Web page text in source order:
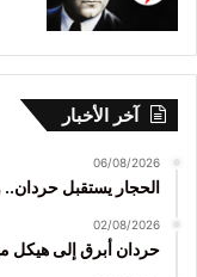
آخر الأخبار
06/08/2026
الحجار يستقبل
02/08/2026
حردان أبرق إلى هيكل